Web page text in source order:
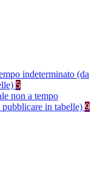
indeterminato (da
5
non a tempo
in tabelle) 9